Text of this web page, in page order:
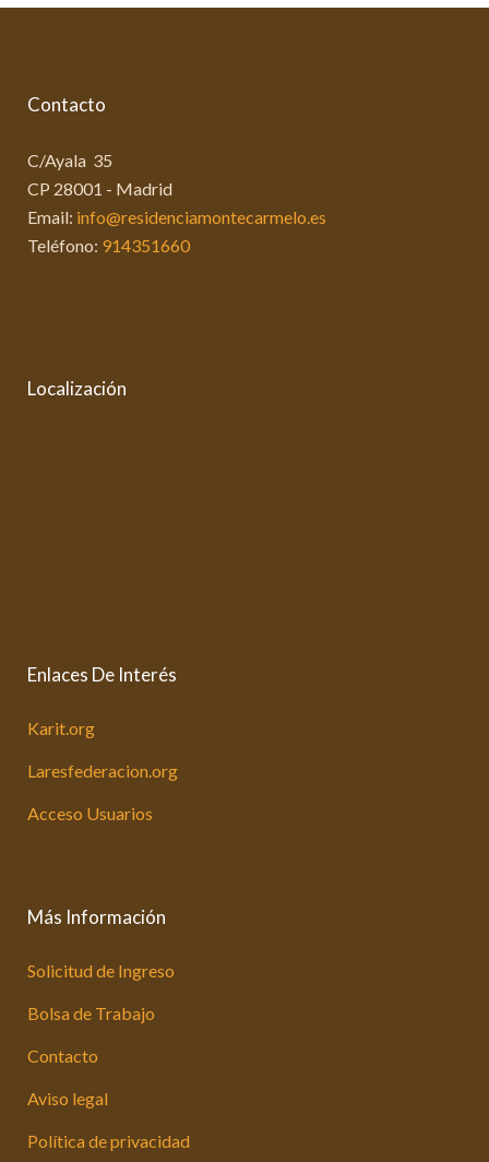
Contacto
C/Ayala 35
CP 28001 - Madrid
Email: info@residenciamontecarmelo.es
Teléfono: 914351660
Localización
Enlaces De Interés
Karit.org
Laresfederacion.org
Acceso Usuarios
Más Información
Solicitud de Ingreso
Bolsa de Trabajo
Contacto
Aviso legal
Política de privacidad